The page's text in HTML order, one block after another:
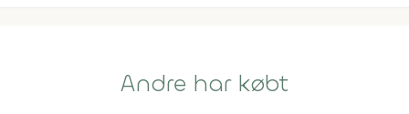
Andre har købt